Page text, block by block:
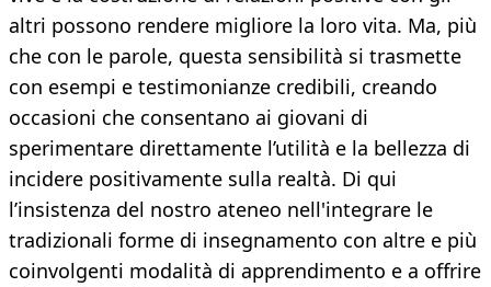
altri possono rendere migliore la loro vita. Ma, più
che con le parole, questa sensibilità si trasmette
con esempi e testimonianze credibili, creando
occasioni che consentano ai giovani di
sperimentare direttamente l’utilità e la bellezza di
incidere positivamente sulla realtà. Di qui
l’insistenza del nostro ateneo nell'integrare le
tradizionali forme di insegnamento con altre e più
coinvolgenti modalità di apprendimento e a offrire